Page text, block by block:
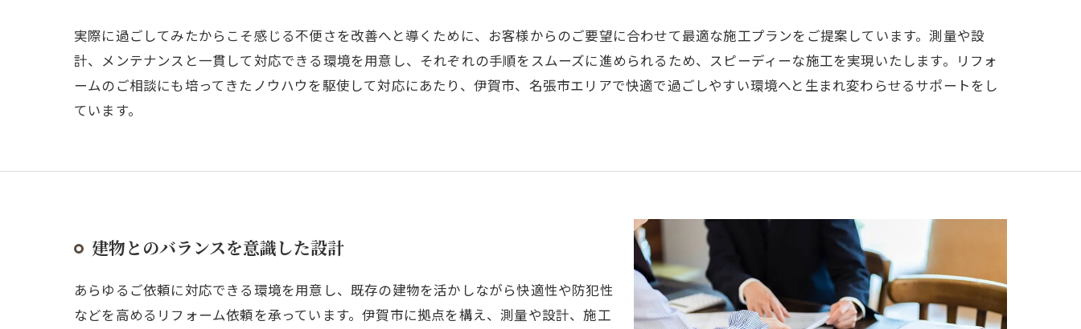
実際に過ごしてみたからこそ感じる不便さを改善へと導くために、お客様からのご要望に合わせて最適な施工プランをご提案しています。測量や設
計、メンテナンスと一貫して対応できる環境を用意し、それぞれの手順をスムーズに進められるため、スピーディーな施工を実現いたします。リフォ
ームのご相談にも培ってきたノウハウを駆使して対応にあたり、伊賀市、名張市エリアで快適で過ごしやすい環境へと生まれ変わらせるサポートをし
ています。
建物とのバランスを意識した設計
あらゆるご依頼に対応できる環境を用意し、既存の建物を活かしながら快適性や防犯性
などを高めるリフォーム依頼を承っています。伊賀市に拠点を構え、測量や設計、施工